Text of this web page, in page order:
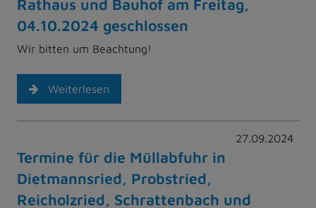
Rathaus und Bauhof am Freitag,
04.10.2024 geschlossen
Wir bitten um Beachtung!
Weiterlesen
27.09.2024
Termine für die Müllabfuhr in
Dietmannsried, Probstried,
Reicholzried, Schrattenbach und